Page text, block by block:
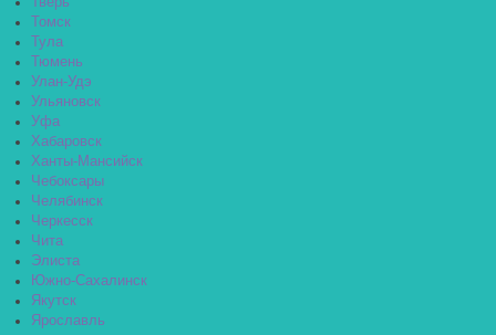
Томск
Тула
Тюмень
Улан-Удэ
Ульяновск
Уфа
Хабаровск
Ханты-Мансийск
Чебоксары
Челябинск
Черкесск
Чита
Элиста
Южно-Сахалинск
Якутск
Ярославль